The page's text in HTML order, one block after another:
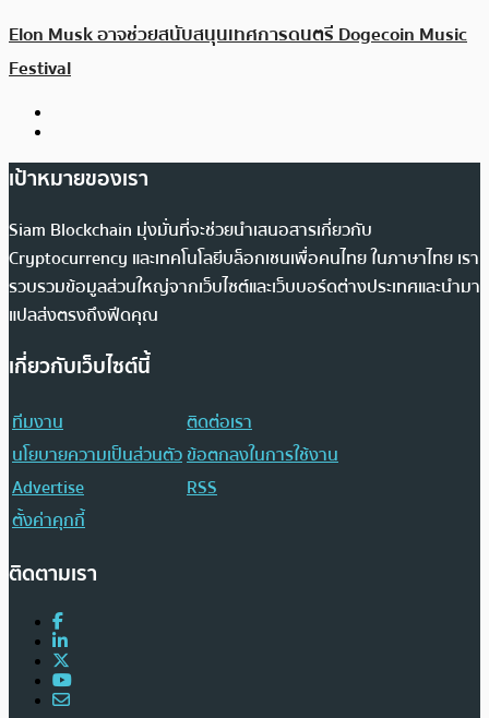
Elon Musk อาจช่วยสนับสนุนเทศการดนตรี Dogecoin Music
Festival
เป้าหมายของเรา
Siam Blockchain มุ่งมั่นที่จะช่วยนำเสนอสารเกี่ยวกับ
Cryptocurrency และเทคโนโลยีบล็อกเชนเพื่อคนไทย ในภาษาไทย เรา
รวบรวมข้อมูลส่วนใหญ่จากเว็บไซต์และเว็บบอร์ดต่างประเทศและนำมา
แปลส่งตรงถึงฟีดคุณ
เกี่ยวกับเว็บไซต์นี้
ทีมงาน
ติดต่อเรา
นโยบายความเป็นส่วนตัวข้อตกลงในการใช้งาน
Advertise
RSS
ตั้งค่าคุกกี้
ติดตามเรา